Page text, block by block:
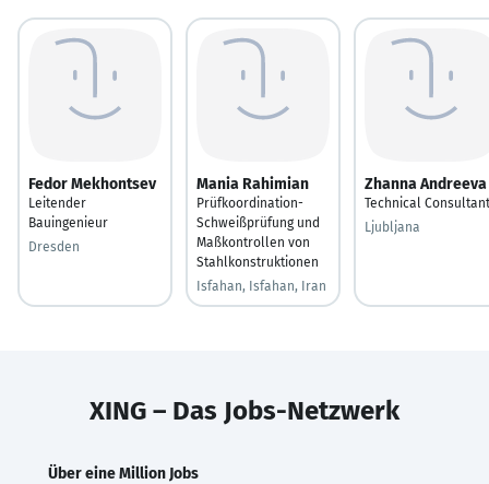
Fedor Mekhontsev
Leitender
Bauingenieur
Dresden
Mania Rahimian
Prüfkoordination-
Schweißprüfung und
Maßkontrollen von
Stahlkonstruktionen
Isfahan, Isfahan, Iran
Zhanna Andreeva
Technical Consultant
Ljubljana
XING – Das Jobs-Netzwerk
Über eine Million Jobs